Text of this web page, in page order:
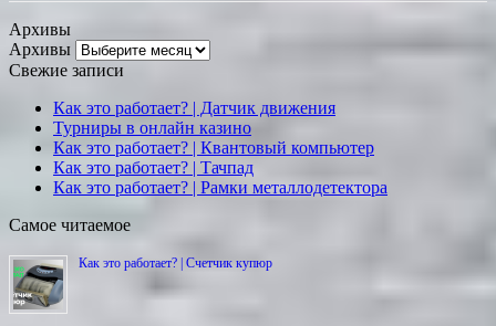
Архивы
Архивы
Свежие записи
Как это работает? | Датчик движения
Турниры в онлайн казино
Как это работает? | Квантовый компьютер
Как это работает? | Тачпад
Как это работает? | Рамки металлодетектора
Самое читаемое
Как это работает? | Счетчик купюр